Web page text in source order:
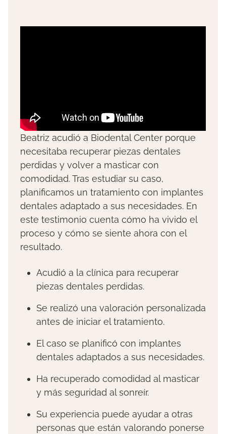
Beatriz acudió a Biodental Center porque
necesitaba recuperar piezas dentales
perdidas y volver a masticar con
comodidad. Tras estudiar su caso,
planificamos un tratamiento con implantes
dentales adaptado a sus necesidades. En
este testimonio cuenta cómo ha vivido el
proceso y cómo se siente ahora con el
resultado.
Acudió a la clínica para recuperar
piezas dentales perdidas.
Se realizó una valoración personalizada
antes de iniciar el tratamiento.
El caso se planificó con implantes
dentales adaptados a sus necesidades.
Ha recuperado comodidad al masticar
y más seguridad al sonreír.
Su experiencia puede ayudar a otras
personas que están valorando ponerse